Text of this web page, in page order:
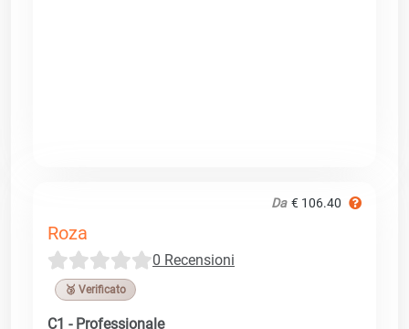
Da € 106.40
Roza
0 Recensioni
🥉 Verificato
C1 - Professionale